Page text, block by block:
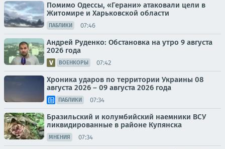
Помимо Одессы, «Герани» атаковали цели в
Житомире и Харьковской области
ПАБЛИКИ 07:46
Андрей Руденко: Обстановка на утро 9 августа
2026 года
ВОЕНКОРЫ 07:42
Хроника ударов по территории Украины 08
августа 2026 – 09 августа 2026 года
ПАБЛИКИ 07:34
Бразильский и колумбийский наемники ВСУ
ликвидированные в районе Купянска
МНЕНИЯ 07:34